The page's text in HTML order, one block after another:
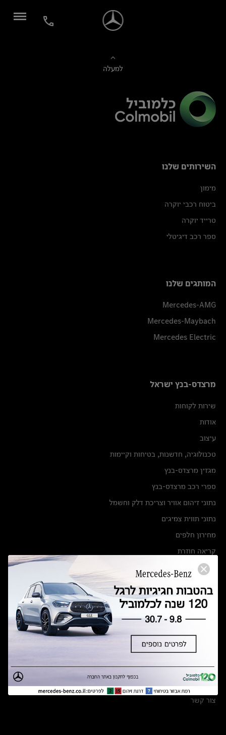
למעלה
השירותים שלנו
מימון
ביטוח רכבי יוקרה
טרייד יוקרה
ספר רכב דיגיטלי
המותגים שלנו
Mercedes-AMG
Mercedes-Maybach
Mercedes Electric
מרצדס-בנץ ישראל
שירות לקוחות
אודות
עיצוב
טכנולוגיה, חדשנות, בטיחות וקיימות
מגזין מרצדס-בנץ
ספרי רכב מרצדס-בנץ
נתוני זיהום אוויר וצריכת דלק וחשמל
נתוני תווית צמיגים
מחירון חלפים
קריאה חוזרת
הודעה על הטבות לרכבי מרצדס בהסדר פשרה בתצ 56447-02-19
תקנון ימי מכירות 120 לכלמוביל
מצאו אותנו
אולמות תצוגה
מרכזי שירות
צור קשר